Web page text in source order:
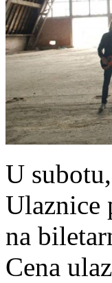
U
Ulaznice
na
Cena